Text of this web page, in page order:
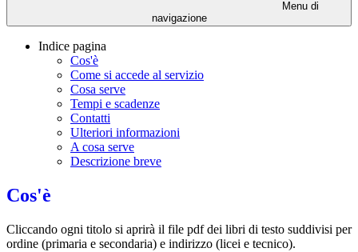
Menu di
navigazione
Indice pagina
Cos'è
Come si accede al servizio
Cosa serve
Tempi e scadenze
Contatti
Ulteriori informazioni
A cosa serve
Descrizione breve
Cos'è
Cliccando ogni titolo si aprirà il file pdf dei libri di testo suddivisi per
ordine (primaria e secondaria) e indirizzo (licei e tecnico).